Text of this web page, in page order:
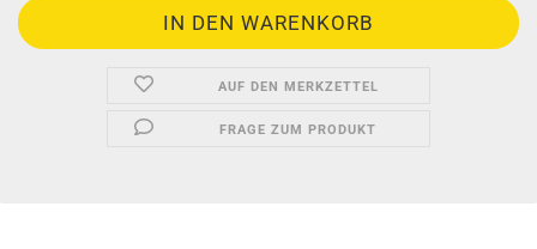
AUF DEN MERKZETTEL
FRAGE ZUM PRODUKT